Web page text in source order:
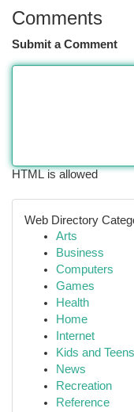
Comments
Submit a Comment
HTML is allowed
Web Directory
Arts
Business
Computers
Games
Health
Home
Internet
Kids and Teens
News
Recreation
Reference